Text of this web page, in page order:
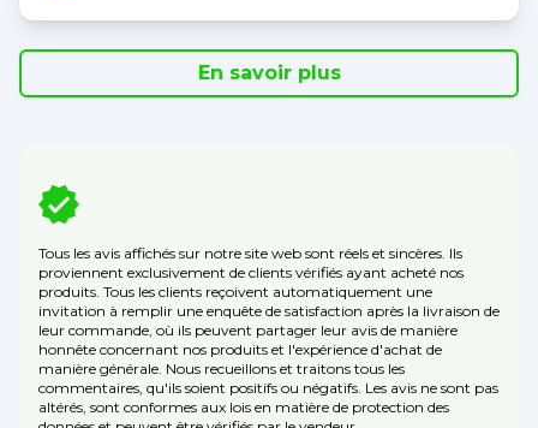
En savoir plus
Tous les avis affichés sur notre site web sont réels et sincères. Ils
proviennent exclusivement de clients vérifiés ayant acheté nos
produits. Tous les clients reçoivent automatiquement une
invitation à remplir une enquête de satisfaction après la livraison de
leur commande, où ils peuvent partager leur avis de manière
honnête concernant nos produits et l'expérience d'achat de
manière générale. Nous recueillons et traitons tous les
commentaires, qu'ils soient positifs ou négatifs. Les avis ne sont pas
altérés, sont conformes aux lois en matière de protection des